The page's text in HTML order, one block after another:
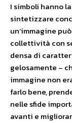
I simboli hanno
sintetizzare
un’immagine
collettività con
densa di
gelosamente –
immagine non
farlo bene,
nelle sfide
avanti e